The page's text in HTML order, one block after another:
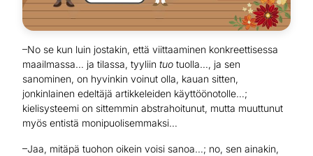
–No se kun luin jostakin, että viittaaminen konkreettisessa
maailmassa… ja tilassa, tyyliin tuo tuolla…, ja sen
sanominen, on hyvinkin voinut olla, kauan sitten,
jonkinlainen edeltäjä artikkeleiden käyttöönotolle…;
kielisysteemi on sittemmin abstrahoitunut, mutta muuttunut
myös entistä monipuolisemmaksi…
–Jaa, mitäpä tuohon oikein voisi sanoa…; no, sen ainakin,